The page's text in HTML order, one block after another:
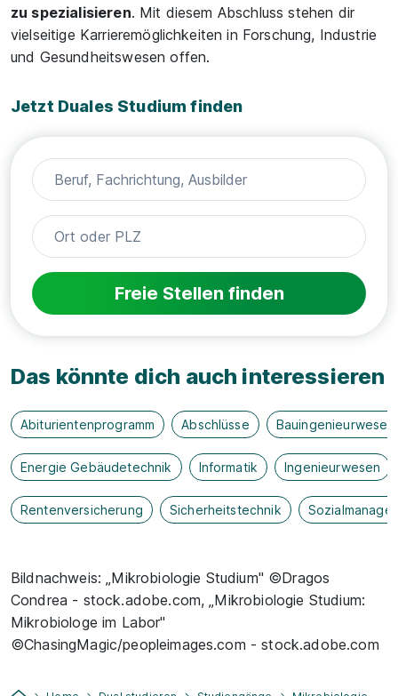
zu spezialisieren. Mit diesem Abschluss stehen dir
vielseitige Karrieremöglichkeiten in Forschung, Industrie
und Gesundheitswesen offen.
Jetzt Duales Studium finden
Freie Stellen finden
Das könnte dich auch interessieren
Abiturientenprogramm Abschlüsse Bauingenieurwesen
Energie Gebäudetechnik Informatik Ingenieurwesen
Rentenversicherung Sicherheitstechnik
Bildnachweis: „Mikrobiologie Studium" ©Dragos
Condrea - stock.adobe.com, „Mikrobiologie Studium:
Mikrobiologe im Labor"
©ChasingMagic/peopleimages.com - stock.adobe.com